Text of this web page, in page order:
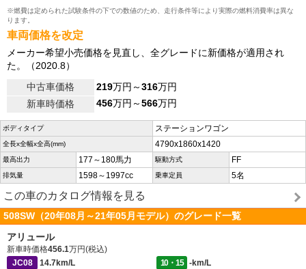
※燃費は定められた試験条件の下での数値のため、走行条件等により実際の燃料消費率は異な
ります。
車両価格を改定
メーカー希望小売価格を見直し、全グレードに新価格が適用され
た。（2020.8）
中古車価格
219万円～316万円
新車時価格
456万円～566万円
ボディタイプ ステーションワゴン
全長x全幅x全高(mm) 4790x1860x1420
最高出力 177～180馬力 駆動方式 FF
排気量 1598～1997cc 乗車定員 5名
この車のカタログ情報を見る
508SW（20年08月～21年05月モデル）のグレード一覧
アリュール
新車時価格456.1万円(税込)
JC08
14.7km/L 10・15
-km/L